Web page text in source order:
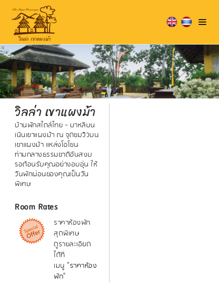
วิลล่า เขาแผงม้า
บ้านพักสไตล์ไทย - บาหลีบน
เนินเขาแผงม้า ณ จุดชมวิวบน
เขาแผงม้า แหล่งโอโซน
ท่ามกลางธรรมชาติอันสงบ
รอต้อนรับคุณอย่างอบอุ่น ให้
วันพักผ่อนของคุณเป็นวัน
พิเศษ
Room Rates
ราคาห้องพัก
สุดพิเศษ
ดูรายละเอียด
ได้ที่
เมนู "ราคาห้อง
พัก"